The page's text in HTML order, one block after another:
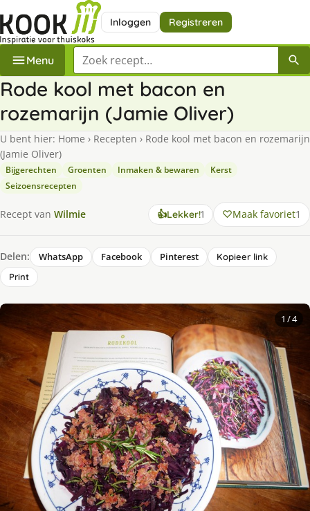
Inloggen Registreren
Menu Zoek een recept
Rode kool met bacon en
rozemarijn (Jamie Oliver)
U bent hier: Home › Recepten › Rode kool met bacon en rozemarijn
(Jamie Oliver)
Bijgerechten Groenten Inmaken & bewaren
Kerst
Seizoensrecepten
Recept van Wilmie 👍Lekker!1 keer
lekker
Maak favoriet1
Delen: WhatsApp Facebook Pinterest
Kopieer link
Print
1 / 4